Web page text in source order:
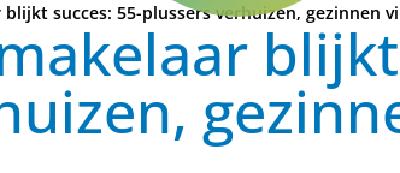
succes: 55-plussers verhuizen, gezinnen
blijkt